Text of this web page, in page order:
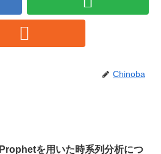
Chinoba
Prophetを用いた時系列分析につ